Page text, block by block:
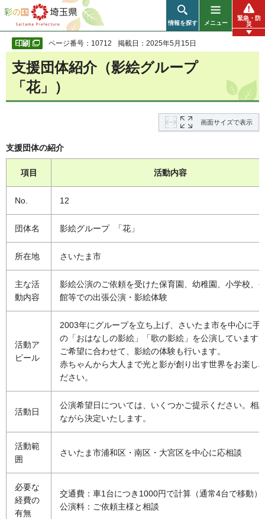
彩の国 埼玉県
情報を探す メニュー
緊急・防
災
ページ番号：10712 掲載日：2025年5月15日
支援団体紹介（影絵グループ
「花」）
画面サイズで表示
支援団体の紹介
項目 活動内容
No. 12
団体名 影絵グループ 「花」
所在地 さいたま市
主な活
動内容
影絵公演のご依頼を受けた保育園、幼稚園、小学校、
館等での出張公演・影絵体験
活動ア
ピール
2003年にグループを立ち上げ、さいたま市を中心に手
の「おはなしの影絵」「歌の影絵」を公演しています
ご希望に合わせて、影絵の体験も行います。
赤ちゃんから大人まで光と影が創り出す世界をお楽し
ださい。
活動日
公演希望日については、いくつかご提示ください。相
ながら決定いたします。
活動範
囲
さいたま市浦和区・南区・大宮区を中心に応相談
必要な
経費の
有無
交通費：車1台につき1000円で計算（通常4台で移動）
公演料：ご依頼主様と相談